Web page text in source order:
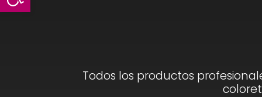
Todos los productos